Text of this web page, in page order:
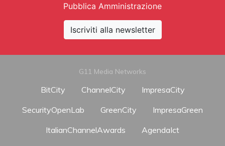
Pubblica Amministrazione
Iscriviti alla newsletter
G11 Media Networks
BitCity ChannelCity
ImpresaCity
SecurityOpenLab
GreenCity
ImpresaGreen
ItalianChannelAwards
AgendaIct